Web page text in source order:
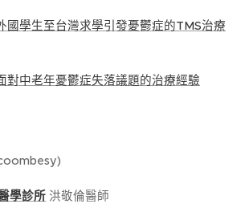
國學生至台灣求學引發憂鬱症的TMS治療
對中老年憂鬱症失落議題的治療經驗
學診所 洪敬倫醫師